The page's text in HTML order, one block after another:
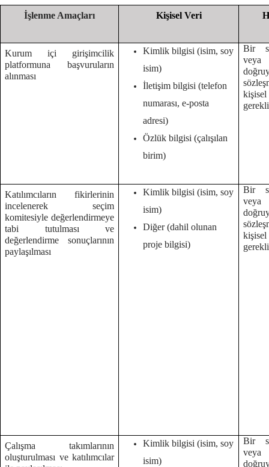
İşlenme Amaçları Kişisel Veri
Kurum içi girişimcilik
platformuna başvuruların
alınması
Kimlik bilgisi (isim, soy
isim)
İletişim bilgisi (telefon
numarası, e-posta
adresi)
Özlük bilgisi (çalışılan
birim)
Bir
veya
Katılımcıların fikirlerinin
incelenerek seçim
komitesiyle değerlendirmeye
tabi tutulması ve
değerlendirme sonuçlarının
paylaşılması
Kimlik bilgisi (isim, soy
isim)
Diğer (dahil olunan
proje bilgisi)
Bir
veya
Çalışma takımlarının
oluşturulması ve katılımcılar
Kimlik bilgisi (isim, soy
isim)
Bir
veya